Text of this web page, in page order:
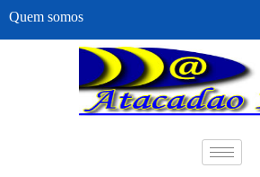
Quem somos